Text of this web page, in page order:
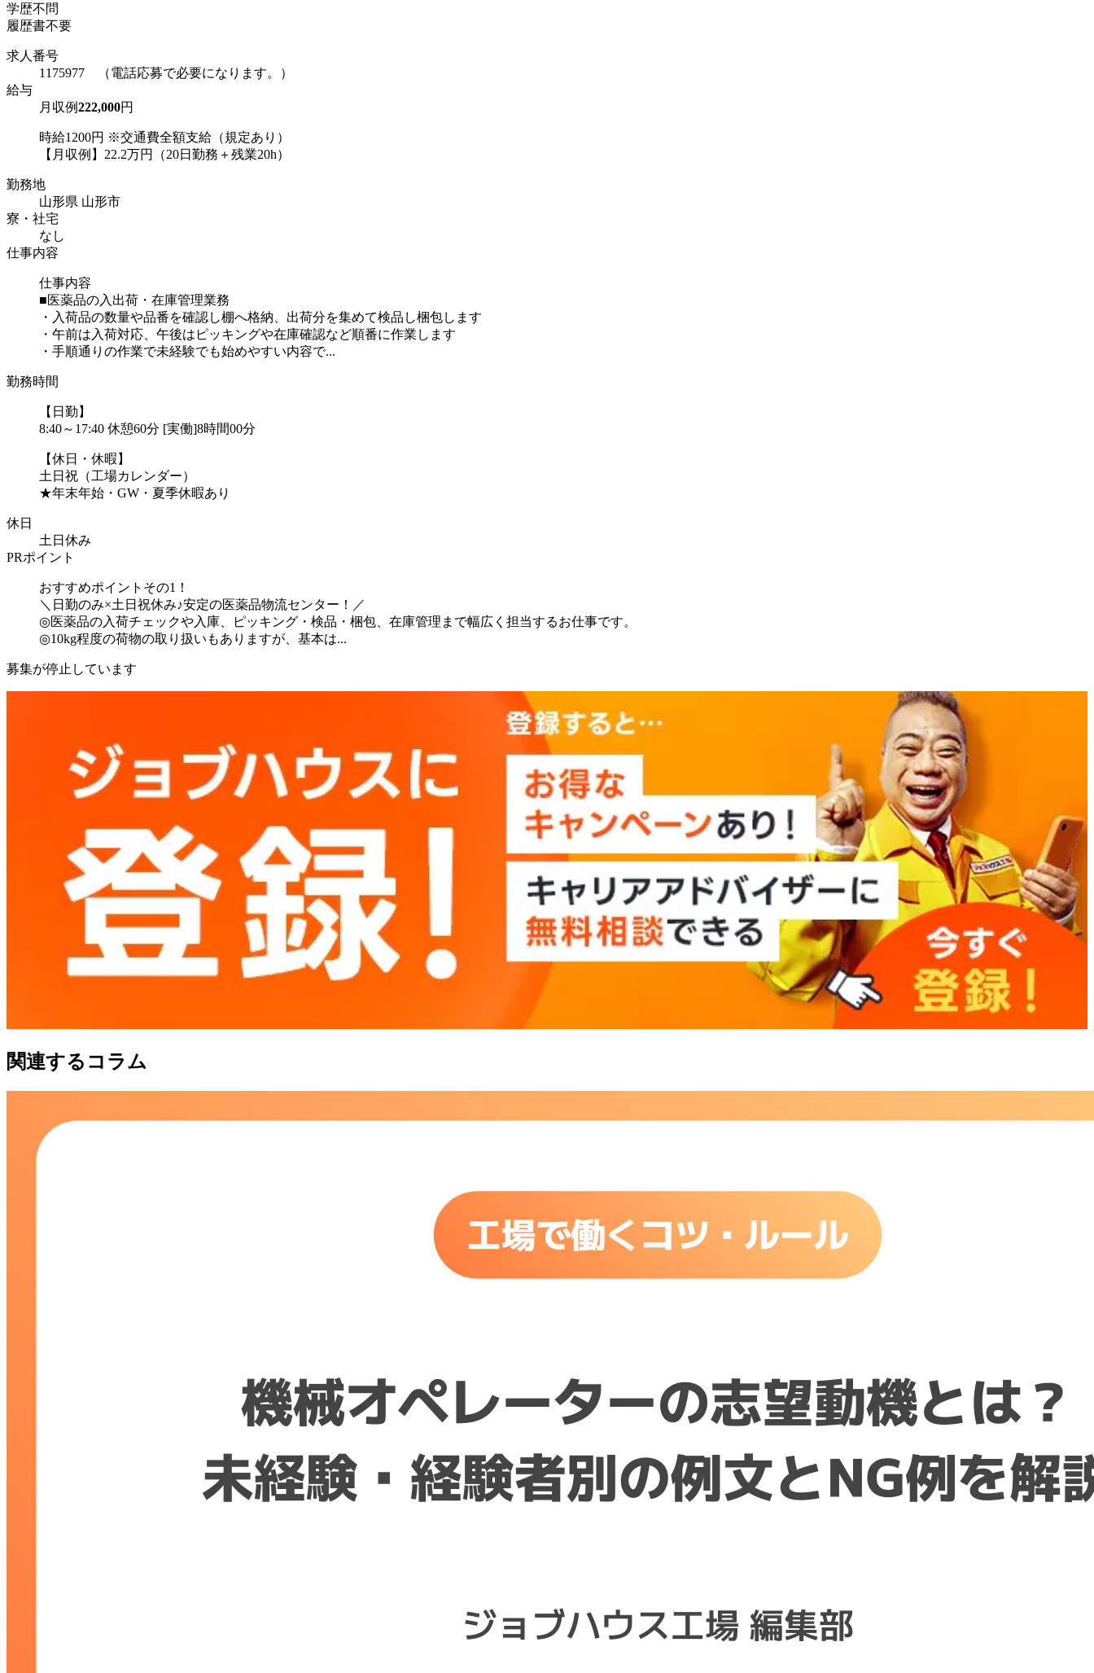
学歴不問
履歴書不要
求人番号
1175977 （電話応募で必要になります。）
給与
月収例222,000円
時給1200円 ※交通費全額支給（規定あり）
【月収例】22.2万円（20日勤務＋残業20h）
勤務地
山形県 山形市
寮・社宅
なし
仕事内容
仕事内容
■医薬品の入出荷・在庫管理業務
・入荷品の数量や品番を確認し棚へ格納、出荷分を集めて検品し梱包します
・午前は入荷対応、午後はピッキングや在庫確認など順番に作業します
・手順通りの作業で未経験でも始めやすい内容で...
勤務時間
【日勤】
8:40～17:40 休憩60分 [実働]8時間00分
【休日・休暇】
土日祝（工場カレンダー）
★年末年始・GW・夏季休暇あり
休日
土日休み
PRポイント
おすすめポイントその1！
＼日勤のみ×土日祝休み♪安定の医薬品物流センター！／
◎医薬品の入荷チェックや入庫、ピッキング・検品・梱包、在庫管理まで幅広く担当するお仕事です。
◎10kg程度の荷物の取り扱いもありますが、基本は...
募集が停止しています
関連するコラム